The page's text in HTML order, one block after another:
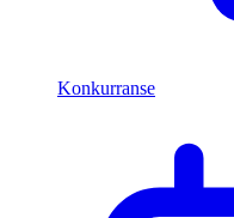
Konkurranse